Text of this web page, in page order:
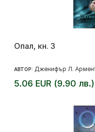
Опал, кн. 3
АВТОР: Дженифър Л.
5.06 EUR (9.90 лв.)